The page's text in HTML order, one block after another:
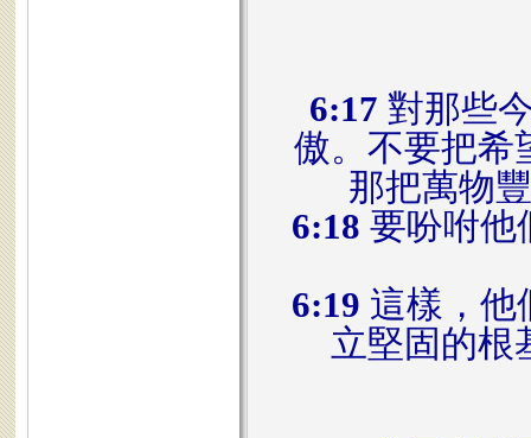
6:17 對那些
傲。不要把希
那把萬物
6:18 要吩咐他
6:19 這樣，他
立堅固的根